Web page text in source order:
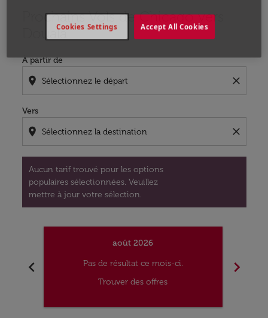
Prochains Vols de Chicago vers
Douala
À partir de
location_on close
Vers
location_on close
Aucun tarif trouvé pour les options
populaires sélectionnées. Veuillez
mettre à jour votre sélection.
Aucun tarif trouvé pour les options populaires
chevron_left
août 2026
Pas de résultat ce mois-ci.
Trouver des offres
chevron_right
Accept All Cookies
Cookies Settings